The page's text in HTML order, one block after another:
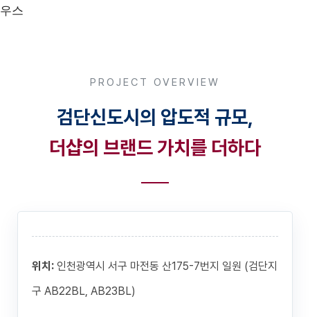
PROJECT OVERVIEW
검단신도시의 압도적 규모,
더샵의 브랜드 가치를 더하다
위치: 인천광역시 서구 마전동 산175-7번지 일원 (검단지
구 AB22BL, AB23BL)